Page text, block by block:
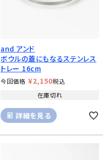
and アンド
ボウルの蓋にもなるステンレス
トレー 16cm
今回価格 ¥2,150税込
在庫切れ
詳細を見る